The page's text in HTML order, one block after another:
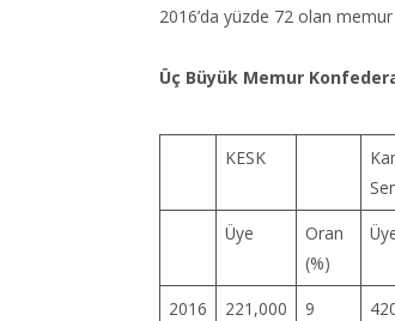
2016’da yüzde 72 olan
Üç Büyük Memur
KESK
Üye
Oran
(%)
2016
221,000 9